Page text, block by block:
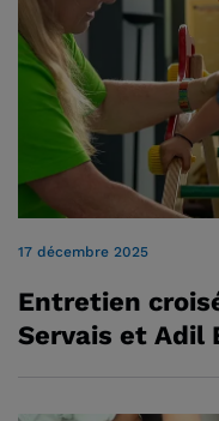
17 décembre 2025
Entretien
Servais et Adil